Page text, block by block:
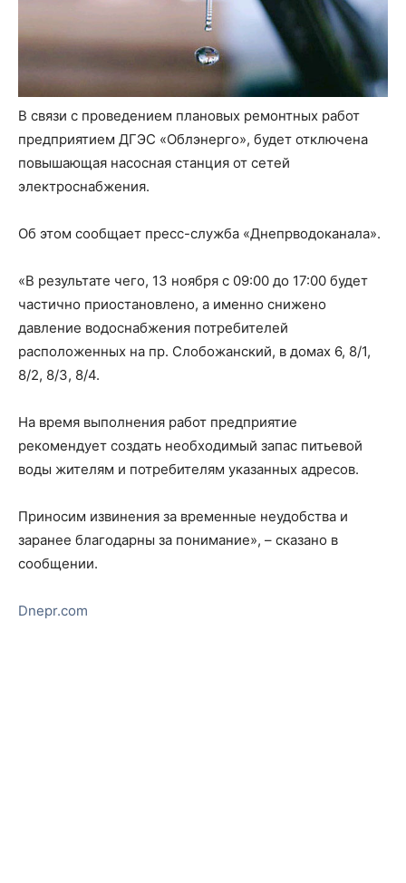
В связи с проведением плановых ремонтных работ
предприятием ДГЭС «Облэнерго», будет отключена
повышающая насосная станция от сетей
электроснабжения.
Об этом сообщает пресс-служба «Днепрводоканала».
«В результате чего, 13 ноября с 09:00 до 17:00 будет
частично приостановлено, а именно снижено
давление водоснабжения потребителей
расположенных на пр. Слобожанский, в домах 6, 8/1,
8/2, 8/3, 8/4.
На время выполнения работ предприятие
рекомендует создать необходимый запас питьевой
воды жителям и потребителям указанных адресов.
Приносим извинения за временные неудобства и
заранее благодарны за понимание», – сказано в
сообщении.
Dnepr.com